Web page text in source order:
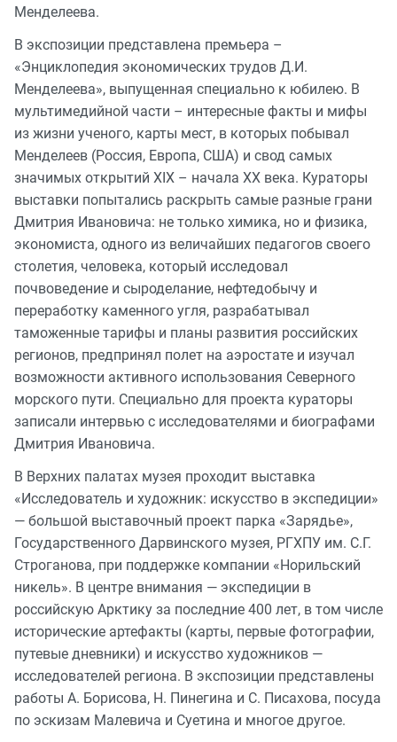
Менделеева.
В экспозиции представлена премьера –
«Энциклопедия экономических трудов Д.И.
Менделеева», выпущенная специально к юбилею. В
мультимедийной части – интересные факты и мифы
из жизни ученого, карты мест, в которых побывал
Менделеев (Россия, Европа, США) и свод самых
значимых открытий XIX – начала XX века. Кураторы
выставки попытались раскрыть самые разные грани
Дмитрия Ивановича: не только химика, но и физика,
экономиста, одного из величайших педагогов своего
столетия, человека, который исследовал
почвоведение и сыроделание, нефтедобычу и
переработку каменного угля, разрабатывал
таможенные тарифы и планы развития российских
регионов, предпринял полет на аэростате и изучал
возможности активного использования Северного
морского пути. Специально для проекта кураторы
записали интервью с исследователями и биографами
Дмитрия Ивановича.
В Верхних палатах музея проходит выставка
«Исследователь и художник: искусство в экспедиции»
— большой выставочный проект парка «Зарядье»,
Государственного Дарвинского музея, РГХПУ им. С.Г.
Строганова, при поддержке компании «Норильский
никель». В центре внимания — экспедиции в
российскую Арктику за последние 400 лет, в том числе
исторические артефакты (карты, первые фотографии,
путевые дневники) и искусство художников —
исследователей региона. В экспозиции представлены
работы А. Борисова, Н. Пинегина и С. Писахова, посуда
по эскизам Малевича и Суетина и многое другое.